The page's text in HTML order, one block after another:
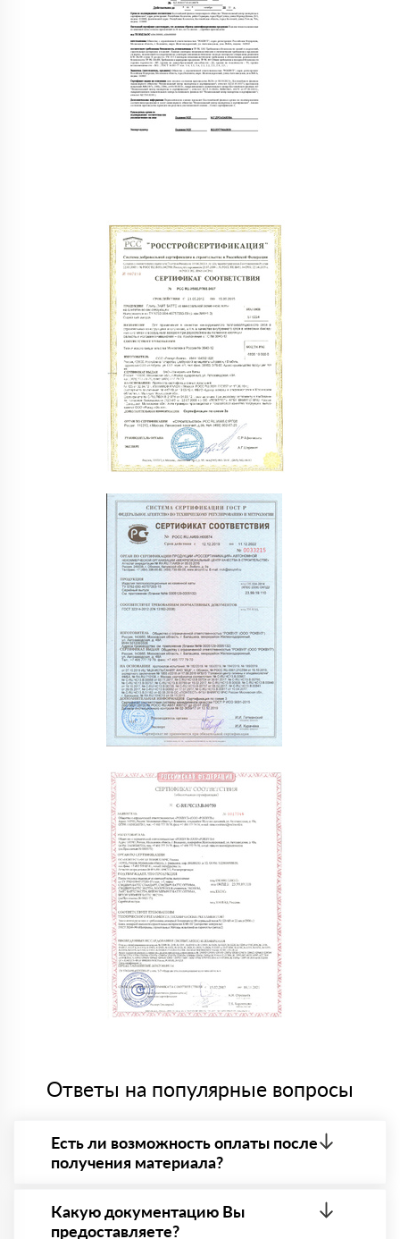
Ответы на популярные вопросы
Есть ли возможность оплаты после
получения материала?
- оплата по факту получения товара. При этом,
если доставленный товар был ненадлежащего
Какую документацию Вы
предоставляете?